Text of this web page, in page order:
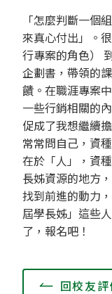
「怎麼判斷一個
來真心付出」。
行專案的角色）
企劃書，帶領的
饋。在職涯專案
一些行銷相關的
促成了我想繼續
常常問自己，資
在於「人」，資
長姊資源的地方
找到前進的動力
屆學長姊」這些
了，報名吧！
回校友評